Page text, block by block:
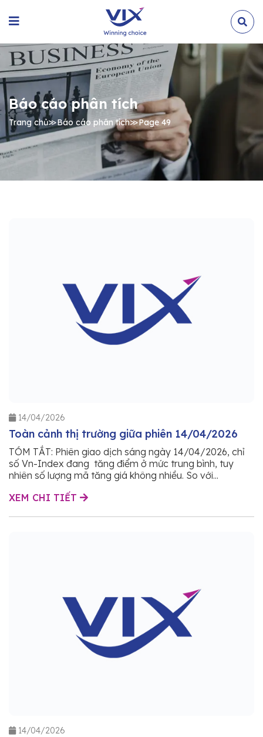
Báo cáo phân tích
Trang chủ≫Báo cáo phân tích≫Page 49
14/04/2026
Toàn cảnh thị trường giữa phiên 14/04/2026
TÓM TẮT: Phiên giao dịch sáng ngày 14/04/2026, chỉ
số Vn-Index đang tăng điểm ở mức trung bình, tuy
nhiên số lượng mã tăng giá không nhiều. So với...
XEM CHI TIẾT
14/04/2026